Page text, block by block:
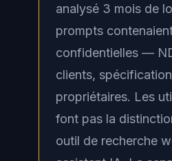
analysé 3 mois de
prompts
confidentielles —
clients,
propriétaires. Les
font pas la
outil de recherche